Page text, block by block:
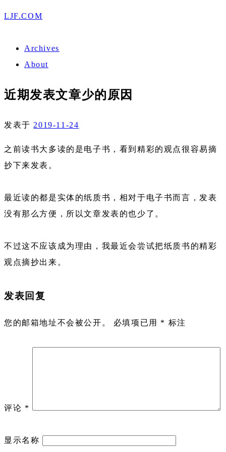
LJF.COM
Archives
About
近期发表文章少的原因
发表于 2019-11-24
之前读书大多读的是电子书，看到精彩的观点很容易摘
抄下来发表。
最近读的都是实体的纸质书，相对于电子书而言，发表
没有那么方便，所以文章发表的也少了。
不过这不应该成为理由，我最近会尝试把纸质书的精彩
观点摘抄出来。
发表回复
您的邮箱地址不会被公开。 必填项已用 * 标注
评论 *
显示名称